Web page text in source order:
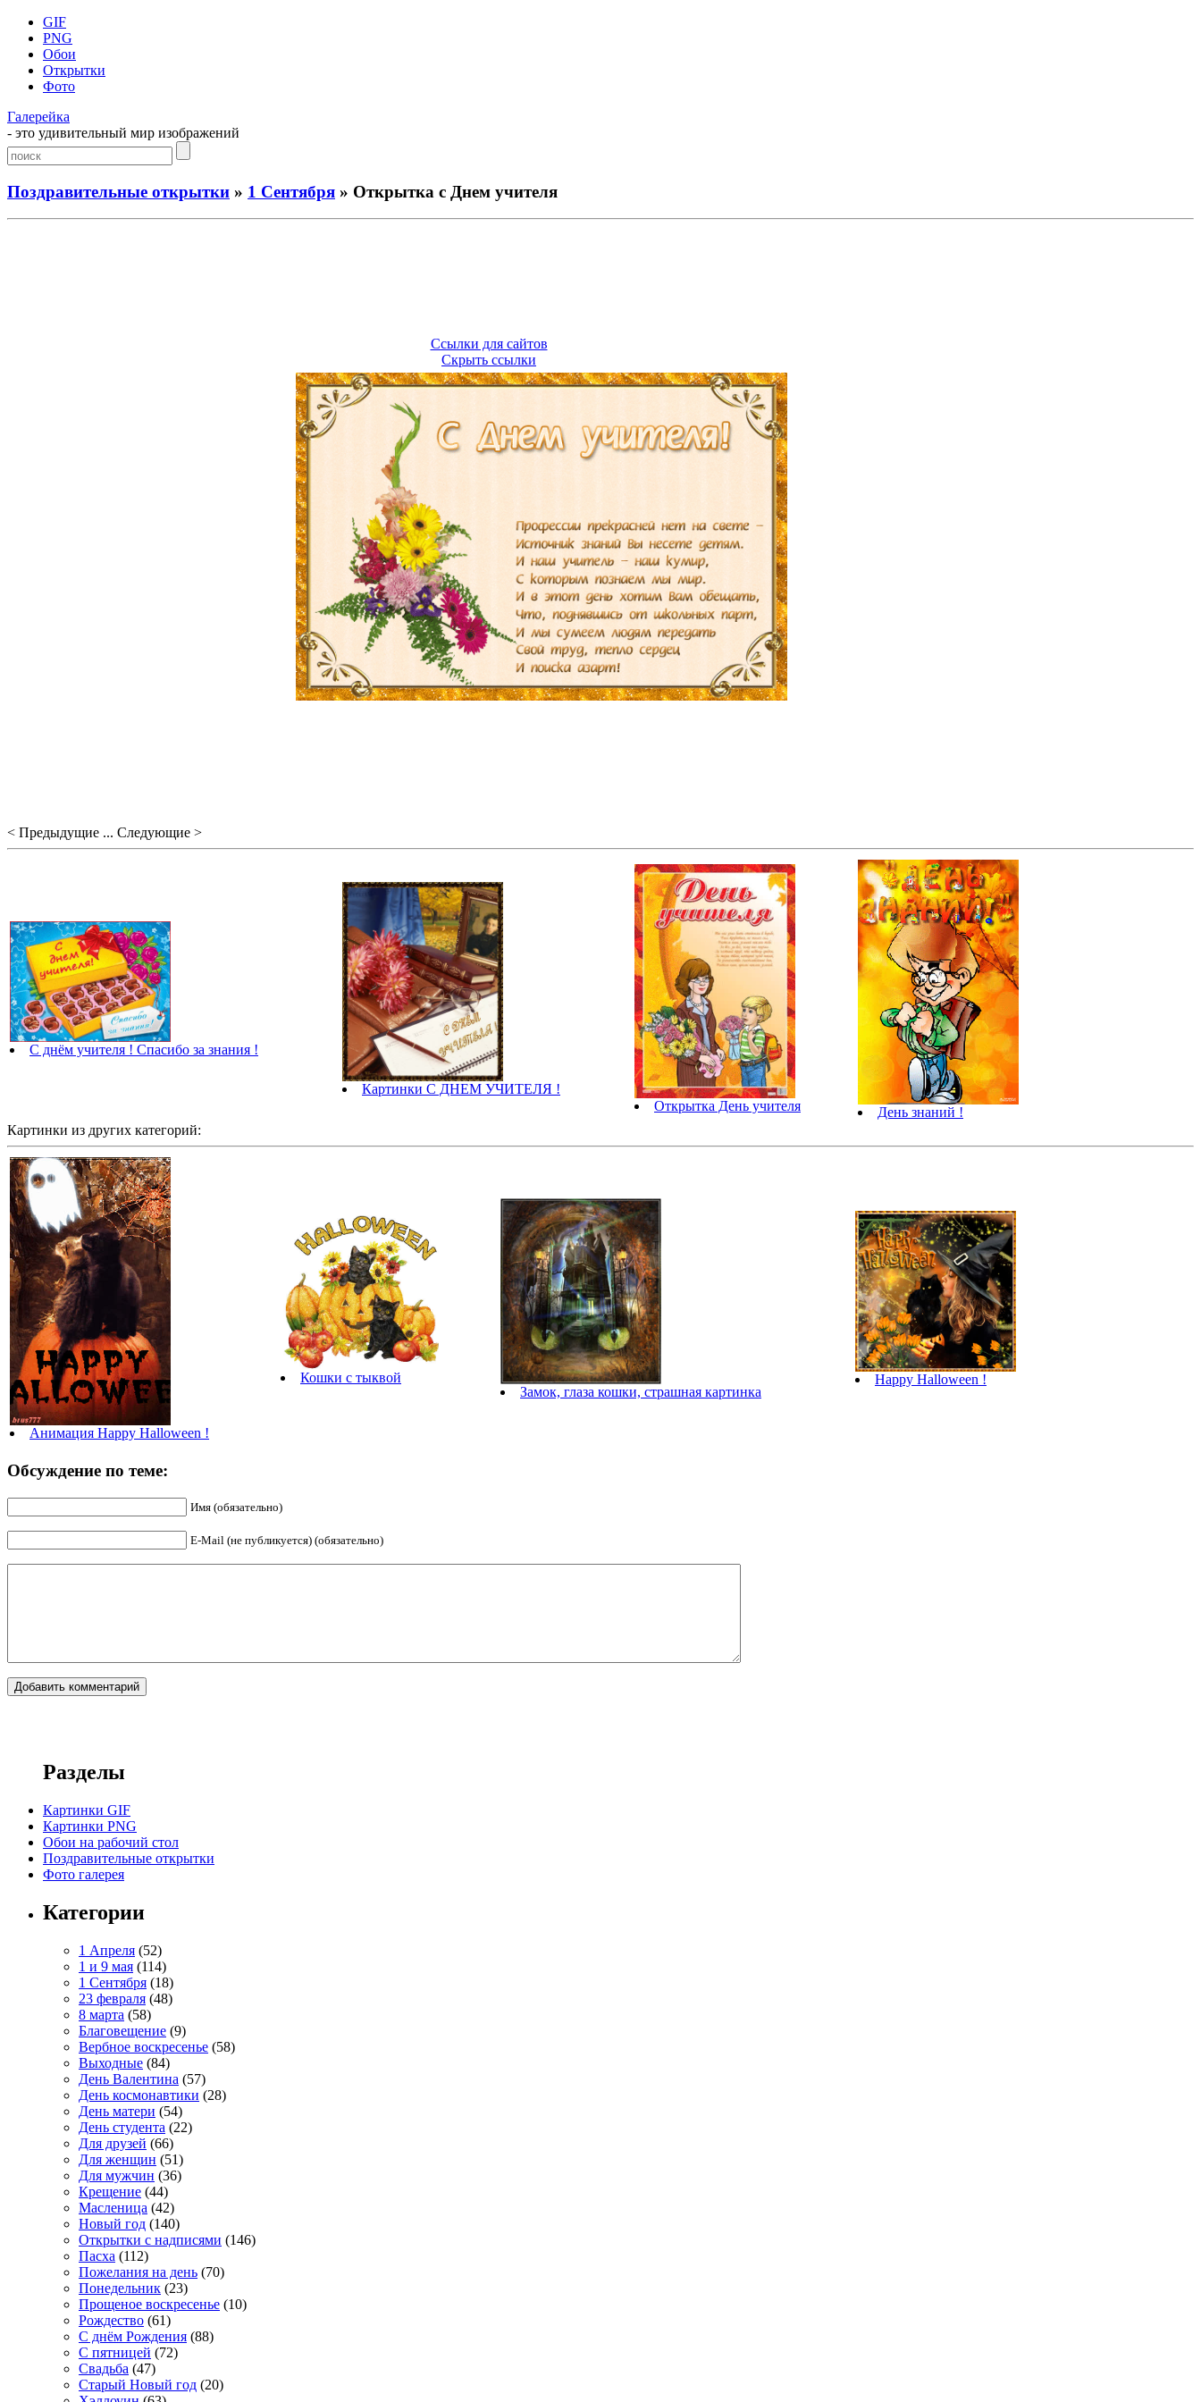
GIF
PNG
Обои
Открытки
Фото
Галерейка
- это удивительный мир изображений
Поздравительные открытки » 1 Сентября » Открытка с Днем учителя
Ссылки для сайтов
Скрыть ссылки
< Предыдущие ... Следующие >
С днём учителя ! Спасибо за знания !
Картинки С ДНЕМ УЧИТЕЛЯ !
Открытка День учителя
День знаний !
Картинки из других категорий:
Анимация Happy Halloween !
Кошки с тыквой
Замок, глаза кошки, страшная картинка
Happy Halloween !
Обсуждение по теме:
Имя (обязательно)
E-Mail (не публикуется) (обязательно)
Разделы
Картинки GIF
Картинки PNG
Обои на рабочий стол
Поздравительные открытки
Фото галерея
Категории
1 Апреля (52)
1 и 9 мая (114)
1 Сентября (18)
23 февраля (48)
8 марта (58)
Благовещение (9)
Вербное воскресенье (58)
Выходные (84)
День Валентина (57)
День космонавтики (28)
День матери (54)
День студента (22)
Для друзей (66)
Для женщин (51)
Для мужчин (36)
Крещение (44)
Масленица (42)
Новый год (140)
Открытки с надписями (146)
Пасха (112)
Пожелания на день (70)
Понедельник (23)
Прощеное воскресенье (10)
Рождество (61)
С днём Рождения (88)
С пятницей (72)
Свадьба (47)
Старый Новый год (20)